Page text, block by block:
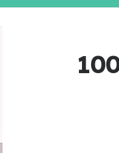
في تكساس يقترب من 100